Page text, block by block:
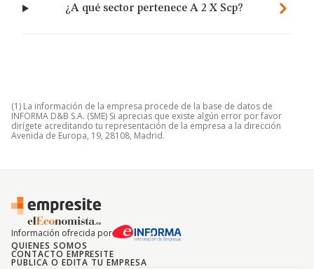
¿A qué sector pertenece A 2 X Scp?
(1) La información de la empresa procede de la base de datos de
INFORMA D&B S.A. (SME) Si aprecias que existe algún error por favor
dirígete acreditando tu representación de la empresa a la dirección
Avenida de Europa, 19, 28108, Madrid.
Información ofrecida por
QUIENES SOMOS
CONTACTO EMPRESITE
PUBLICA O EDITA TU EMPRESA